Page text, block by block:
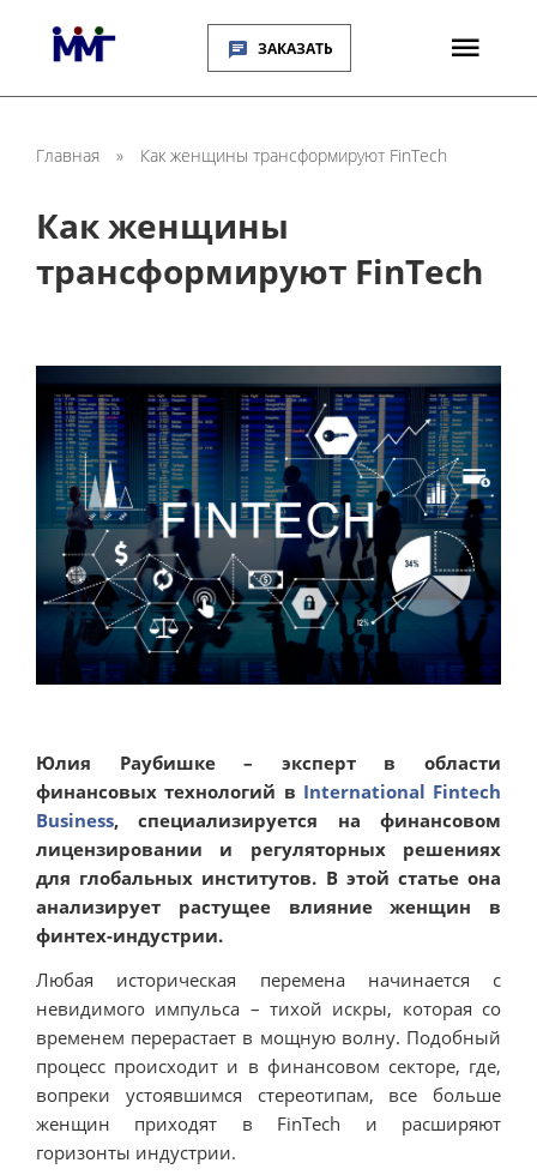
ЗАКАЗАТЬ
Главная » Как женщины трансформируют FinTech
Как женщины
трансформируют FinTech
Юлия Раубишке – эксперт в области
финансовых технологий в International Fintech
Business, специализируется на финансовом
лицензировании и регуляторных решениях
для глобальных институтов. В этой статье она
анализирует растущее влияние женщин в
финтех-индустрии.
Любая историческая перемена начинается с
невидимого импульса – тихой искры, которая со
временем перерастает в мощную волну. Подобный
процесс происходит и в финансовом секторе, где,
вопреки устоявшимся стереотипам, все больше
женщин приходят в FinTech и расширяют
горизонты индустрии.